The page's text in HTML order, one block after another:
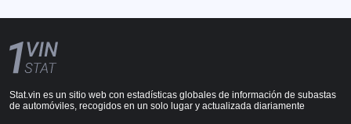
Stat.vin es un sitio web con estadísticas globales de información de subastas
de automóviles, recogidos en un solo lugar y actualizada diariamente